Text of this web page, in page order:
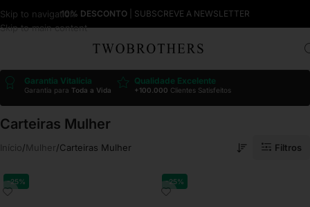
Skip to navigation
Skip to main content
10% DESCONTO| SUBSCREVE A NEWSLETTER
Garantia Vitalícia
Garantia para Toda a Vida
Qualidade Excelente
+100.000 Clientes Satisfeitos
Carteiras Mulher
Início Mulher Carteiras Mulher Filtros
-25% -25%